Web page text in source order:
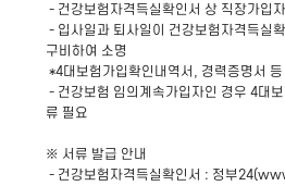
- 건강보험자격득실확인서 상 직장가입
- 입사일과 퇴사일이 건강보험자격득실
구비하여 소명
*4대보험가입확인내역서, 경력증명서
- 건강보험 임의계속가입자인 경우 4대
류 필요
※ 서류 발급 안내
- 건강보험자격득실확인서 : 정부